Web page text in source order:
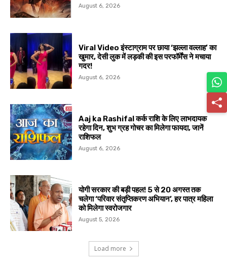
August 6, 2026
Viral Video इंस्टाग्राम पर छाया ‘झल्ला वल्लाह’ का
खुमार, देसी लुक में लड़की की इस परफॉर्मेंस ने मचाया
गदर!
August 6, 2026
Aaj ka Rashifal कर्क राशि के लिए लाभदायक
रहेगा दिन, शुभ ग्रह गोचर का मिलेगा फायदा, जानें
राशिफल
August 6, 2026
योगी सरकार की बड़ी पहल! 5 से 20 अगस्त तक
चलेगा ‘परिवार संतृप्तिकरण अभियान’, हर पात्र महिला
को मिलेगा स्वरोजगार
August 5, 2026
Load more